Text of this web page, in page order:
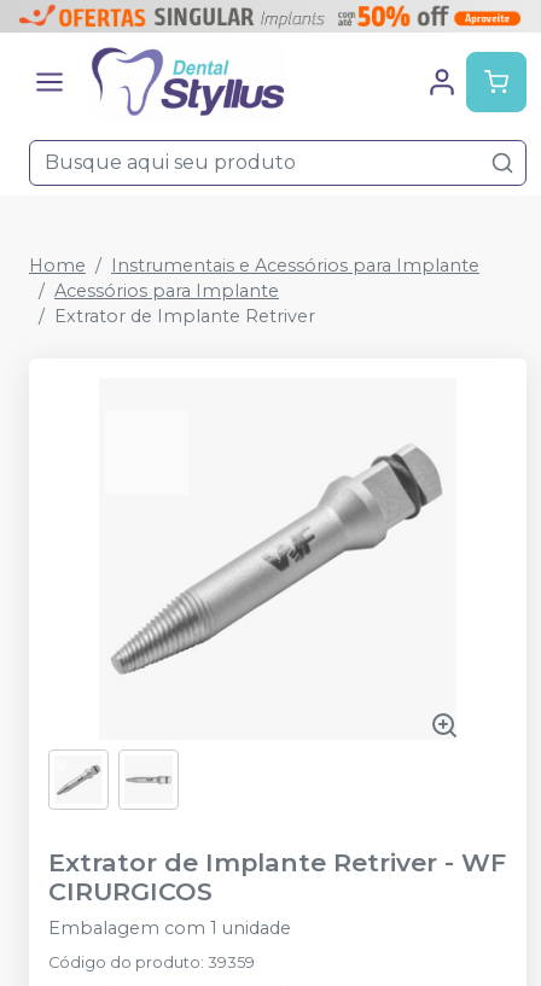
Home
Instrumentais e Acessórios para Implante
Acessórios para Implante
Extrator de Implante Retriver
Extrator de Implante Retriver - WF
CIRURGICOS
Embalagem com 1 unidade
Código do produto: 39359